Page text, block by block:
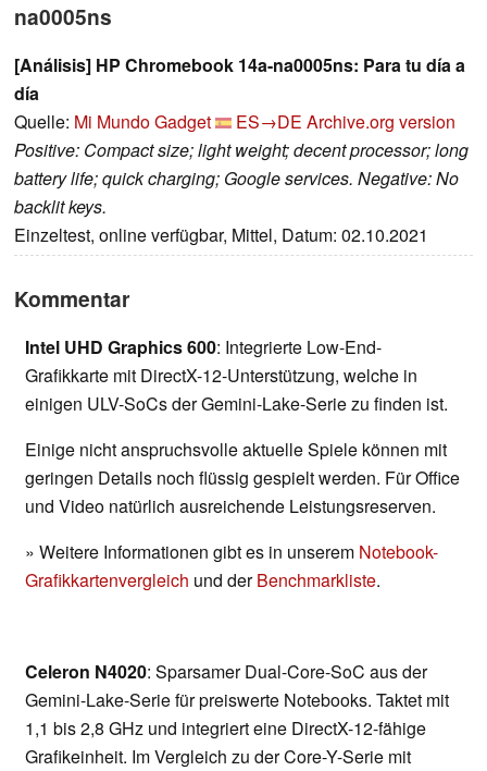
na0005ns
[Análisis] HP Chromebook 14a-na0005ns: Para tu día a
día
Quelle: Mi Mundo Gadget ES→DE Archive.org version
Positive: Compact size; light weight; decent processor; long
battery life; quick charging; Google services. Negative: No
backlit keys.
Einzeltest, online verfügbar, Mittel, Datum: 02.10.2021
Kommentar
Intel UHD Graphics 600: Integrierte Low-End-
Grafikkarte mit DirectX-12-Unterstützung, welche in
einigen ULV-SoCs der Gemini-Lake-Serie zu finden ist.
Einige nicht anspruchsvolle aktuelle Spiele können mit
geringen Details noch flüssig gespielt werden. Für Office
und Video natürlich ausreichende Leistungsreserven.
» Weitere Informationen gibt es in unserem Notebook-
Grafikkartenvergleich und derBenchmarkliste.
Celeron N4020: Sparsamer Dual-Core-SoC aus der
Gemini-Lake-Serie für preiswerte Notebooks. Taktet mit
1,1 bis 2,8 GHz und integriert eine DirectX-12-fähige
Grafikeinheit. Im Vergleich zu der Core-Y-Serie mit